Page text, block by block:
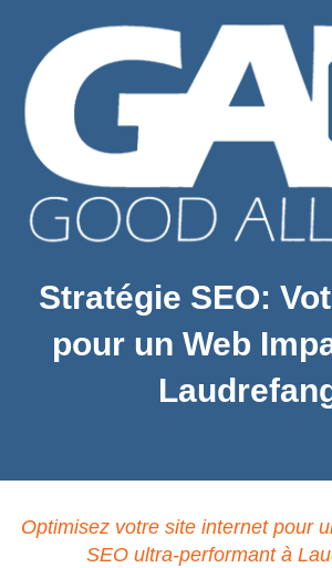
Stratégie SEO:
pour un Web
Optimisez votre site internet pour
SEO ultra-performant à